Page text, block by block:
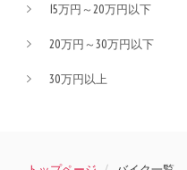
15万円～20万円以下
20万円～30万円以下
30万円以上